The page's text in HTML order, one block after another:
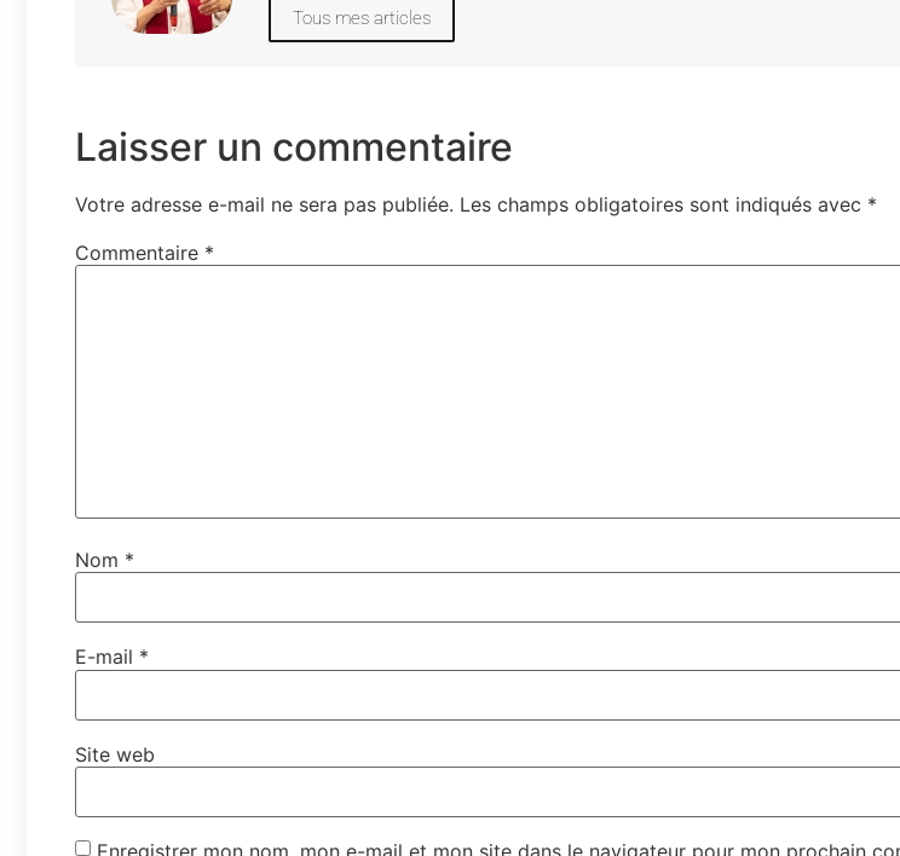
Tous mes articles
Laisser un commentaire
Votre adresse e-mail ne sera pas publiée. Les champs obligatoires sont indiqués avec *
Commentaire *
Nom *
E-mail *
Site web